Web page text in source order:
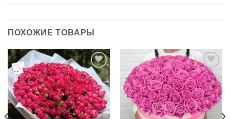
ПОХОЖИЕ ТОВАРЫ
В
избранное
В
избранное